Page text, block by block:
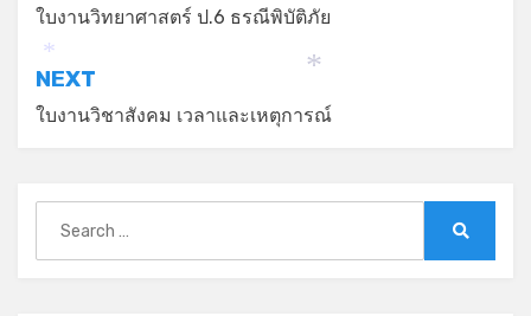
เรื่อง
ใบงานวิทยาศาสตร์ ป.6 ธรณีพิบัติภัย
NEXT
ใบงานวิชาสังคม เวลาและเหตุการณ์
for:
*